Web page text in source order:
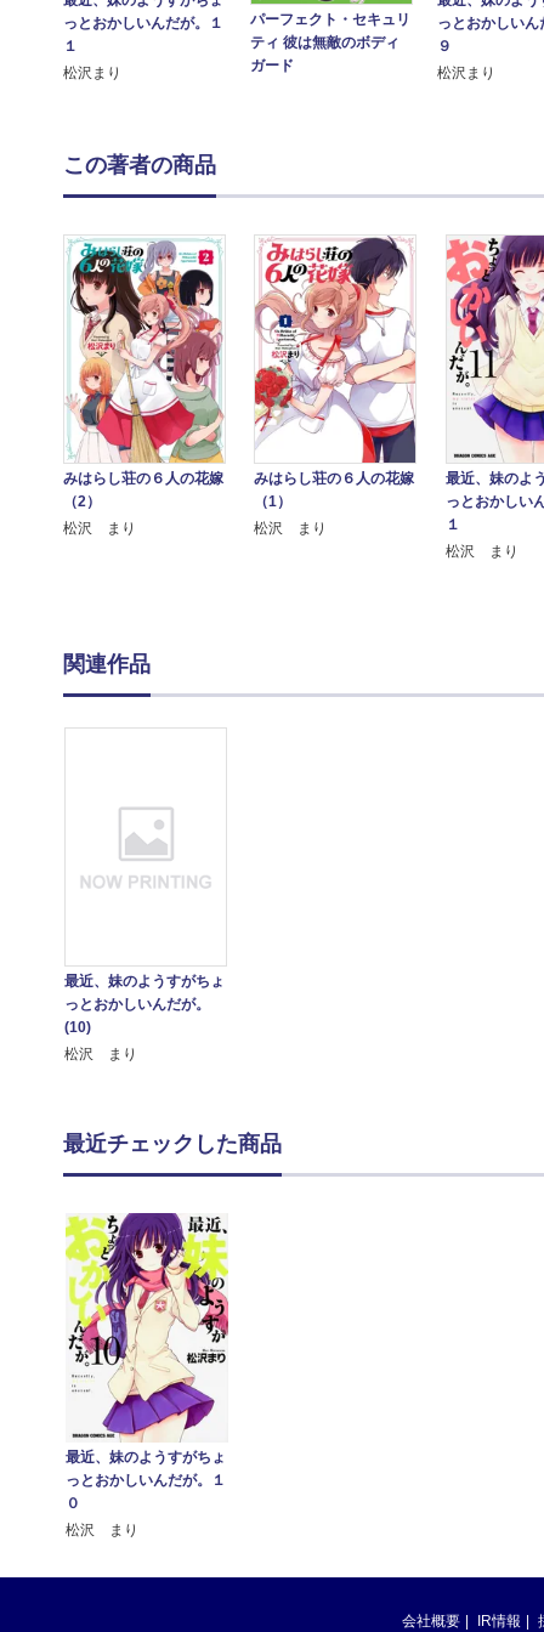
っとおかしいんだが。１
１
松沢まり
パーフェクト・セキュリ
ティ 彼は無敵のボディ
ガード
っとおかしい
９
松沢まり
この著者の商品
みはらし荘の６人の花嫁
（2）
松沢 まり
みはらし荘の６人の花嫁
（1）
松沢 まり
最近、妹のよ
っとおかしい
１
松沢 まり
関連作品
最近、妹のようすがちょ
っとおかしいんだが。
(10)
松沢 まり
最近チェックした商品
最近、妹のようすがちょ
っとおかしいんだが。１
０
松沢 まり
会社概要 IR情報